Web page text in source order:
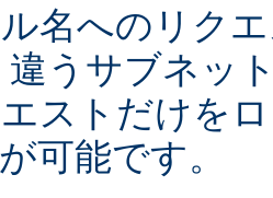
名へのリク
違うサブネッ
ストだけを
可能です。